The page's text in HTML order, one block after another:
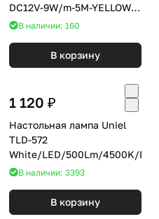
DC12V-9W/m-5M-YELLOW
блистер
В наличии: 160
В корзину
1 120 ₽
Настольная лампа Uniel
TLD-572
White/LED/500Lm/4500K/
В наличии: 3393
В корзину